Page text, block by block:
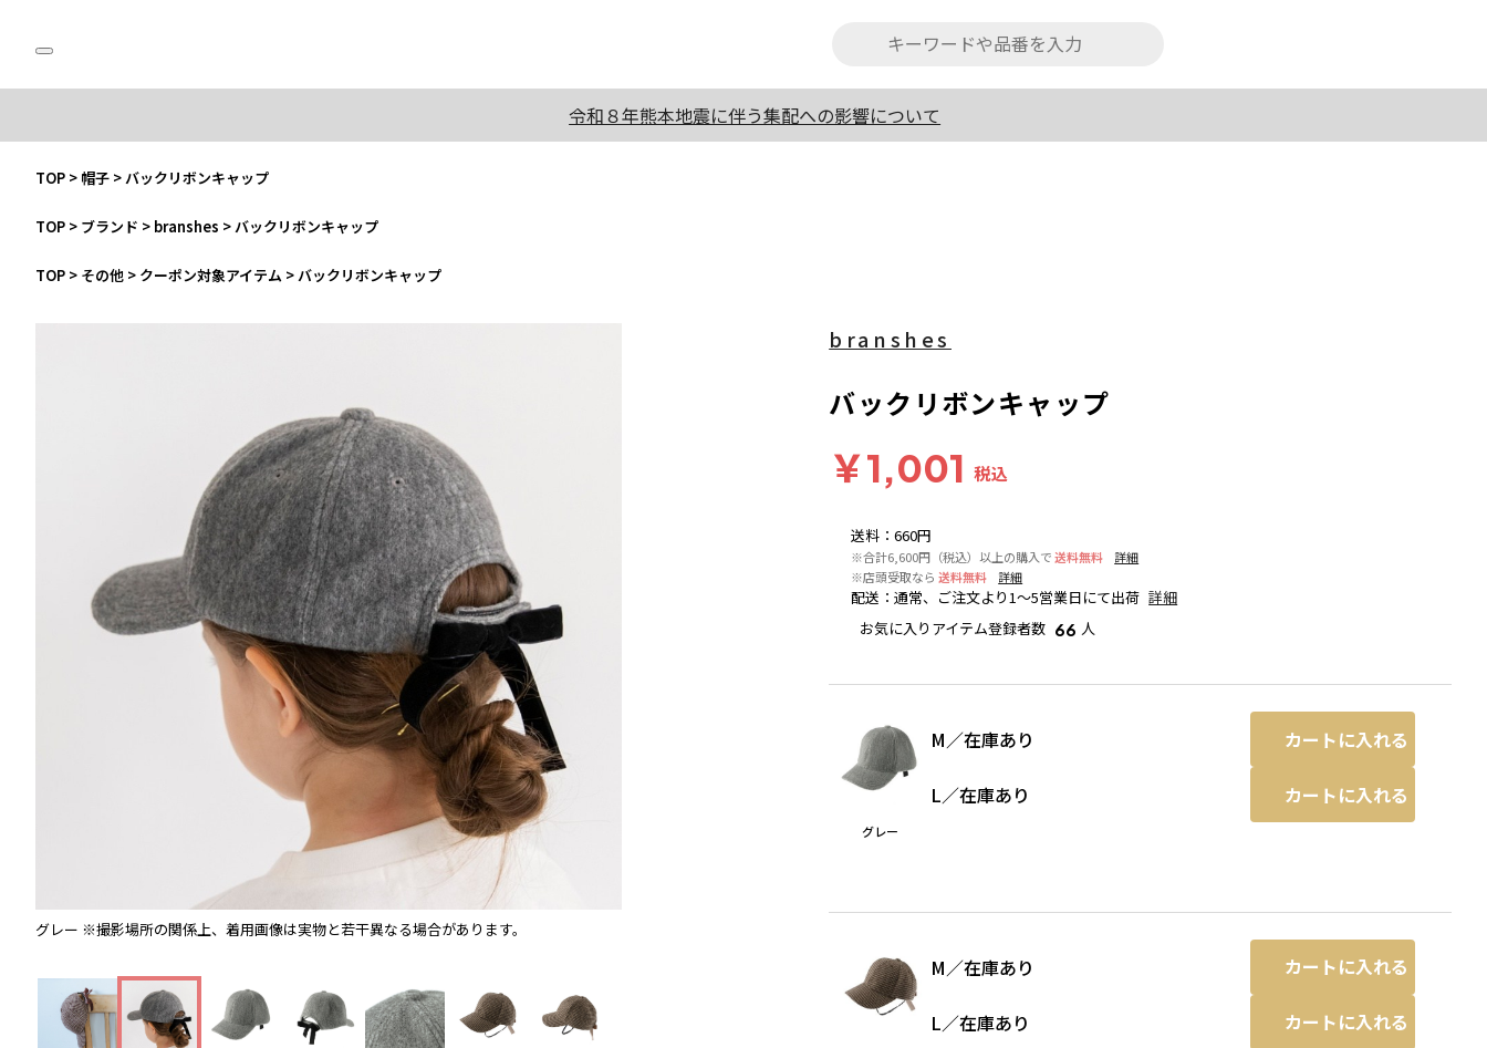
令和８年熊本地震に伴う集配への影響について
TOP > 帽子 >バックリボンキャップ
TOP > ブランド > branshes >バックリボンキャップ
TOP > その他 > クーポン対象アイテム >バックリボンキャップ
グレー ※撮影場所の関係上、着用画像は実物と若干異なる場合があります。
送料 ：660円
※合計6,600円（税込）以上の購入で送料無料
詳細
※店頭受取なら 送料無料 詳細
配送 ：通常、ご注文より1～5営業日にて出荷 詳細
お気に入りアイテム登録者数 66 人
branshes
バックリボンキャップ
￥1,001 税込
グレー
M／在庫あり カートに入れる
L／在庫あり カートに入れる
M／在庫あり カートに入れる
L／在庫あり カートに入れる